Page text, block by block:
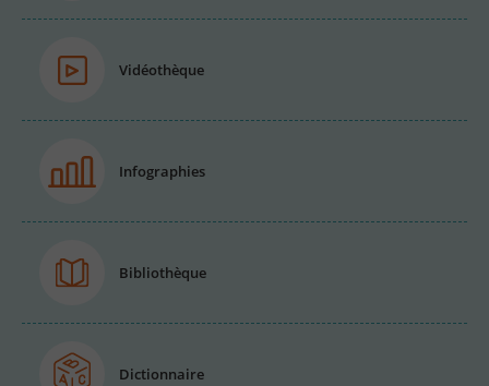
Vidéothèque
Infographies
Bibliothèque
Dictionnaire